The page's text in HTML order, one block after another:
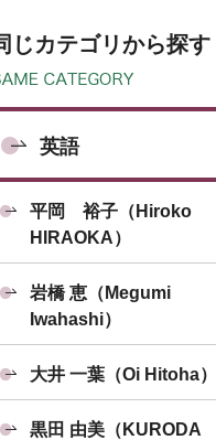
じカテゴリから探す
英語
平岡 裕子（Hiroko
HIRAOKA）
岩橋 恵（Megumi
Iwahashi）
大井 一葉（Oi Hitoha）
黒田 由美（KURODA